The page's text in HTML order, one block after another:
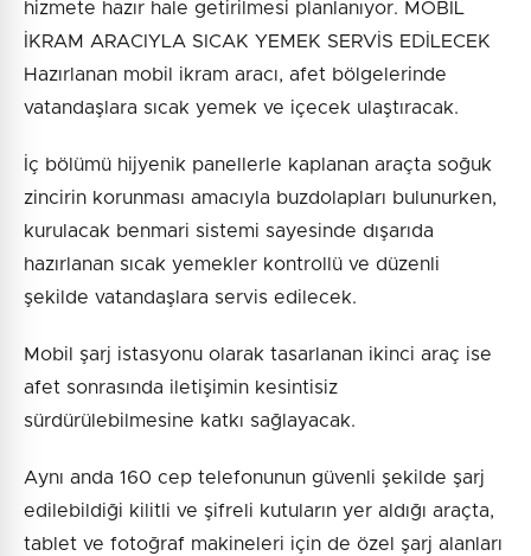
hizmete hazır hale getirilmesi planlanıyor. MOBİL
İKRAM ARACIYLA SICAK YEMEK SERVİS EDİLECEK
Hazırlanan mobil ikram aracı, afet bölgelerinde
vatandaşlara sıcak yemek ve içecek ulaştıracak.
İç bölümü hijyenik panellerle kaplanan araçta soğuk
zincirin korunması amacıyla buzdolapları bulunurken,
kurulacak benmari sistemi sayesinde dışarıda
hazırlanan sıcak yemekler kontrollü ve düzenli
şekilde vatandaşlara servis edilecek.
Mobil şarj istasyonu olarak tasarlanan ikinci araç ise
afet sonrasında iletişimin kesintisiz
sürdürülebilmesine katkı sağlayacak.
Aynı anda 160 cep telefonunun güvenli şekilde şarj
edilebildiği kilitli ve şifreli kutuların yer aldığı araçta,
tablet ve fotoğraf makineleri için de özel şarj alanları